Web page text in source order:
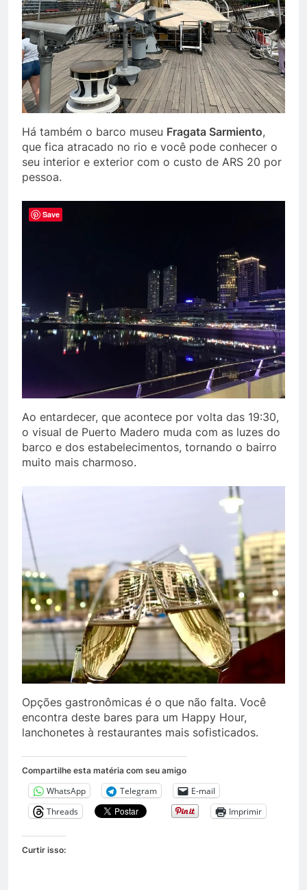
Há também o barco museu Fragata Sarmiento,
que fica atracado no rio e você pode conhecer o
seu interior e exterior com o custo de ARS 20 por
pessoa.
Ao entardecer, que acontece por volta das 19:30,
o visual de Puerto Madero muda com as luzes do
barco e dos estabelecimentos, tornando o bairro
muito mais charmoso.
Opções gastronômicas é o que não falta. Você
encontra deste bares para um Happy Hour,
lanchonetes à restaurantes mais sofisticados.
Compartilhe esta matéria com seu amigo
WhatsApp Telegram
E-mail
Threads
Imprimir
Curtir isso:
Save